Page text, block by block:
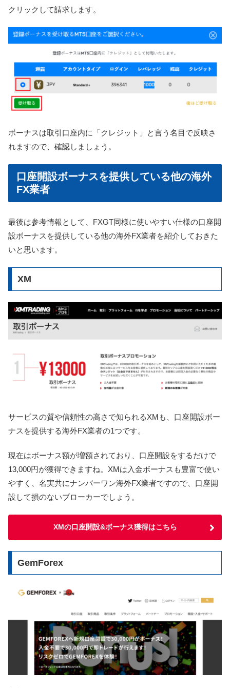
クリックして請求します。
ボーナスは取引口座内に「クレジット」と言う名目で反映さ
れますので、確認しましょう。
口座開設ボーナスを提供している他の海外
FX業者
最後は参考情報として、FXGT同様に使いやすい仕様の口座開
設ボーナスを提供している他の海外FX業者を紹介しておきた
いと思います。
XM
サービスの質や信頼性の高さで知られるXMも、口座開設ボー
ナスを提供する海外FX業者の1つです。
現在はボーナス額が増額されており、口座開設をするだけで
13,000円が獲得できますね。XMは入金ボーナスも豊富で使い
やすく、名実共にナンバーワン海外FX業者ですので、口座開
設して損のないブローカーでしょう。
XMの口座開設&ボーナス獲得はこちら
GemForex